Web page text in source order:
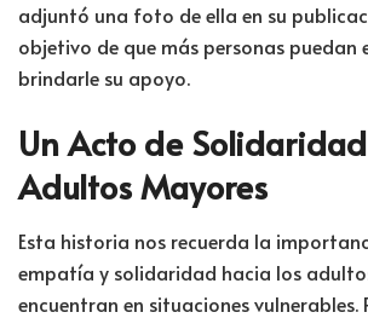
adjuntó una foto de ella en su
objetivo de que más personas puedan
brindarle su apoyo.
Un Acto de
Adultos Mayores
Esta historia nos recuerda la
empatía y solidaridad hacia los
encuentran en situaciones vulnerables.